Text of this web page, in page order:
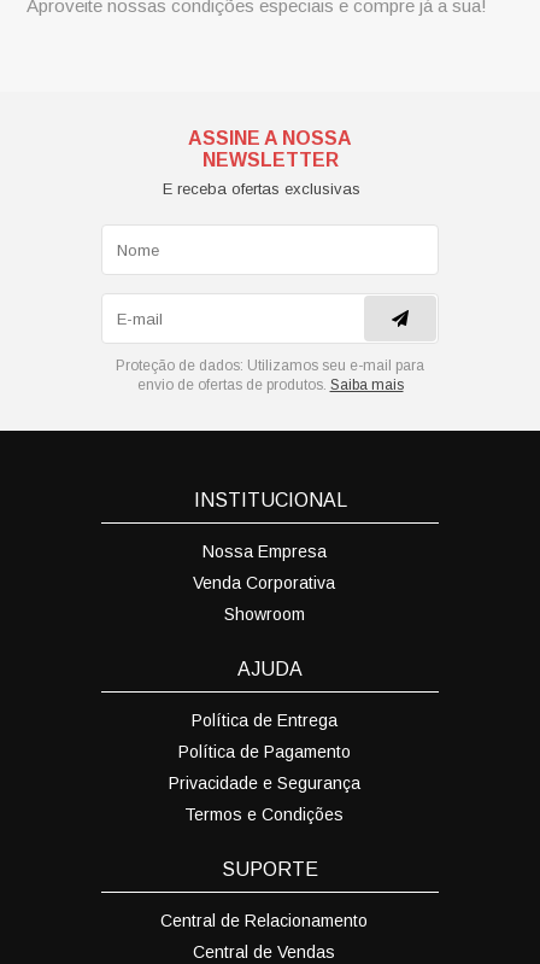
Aproveite nossas condições especiais e compre já a sua!
ASSINE A NOSSA
NEWSLETTER
E receba ofertas exclusivas
Proteção de dados: Utilizamos seu e-mail para
envio de ofertas de produtos. Saiba mais
INSTITUCIONAL
Nossa Empresa
Venda Corporativa
Showroom
AJUDA
Política de Entrega
Política de Pagamento
Privacidade e Segurança
Termos e Condições
SUPORTE
Central de Relacionamento
Central de Vendas